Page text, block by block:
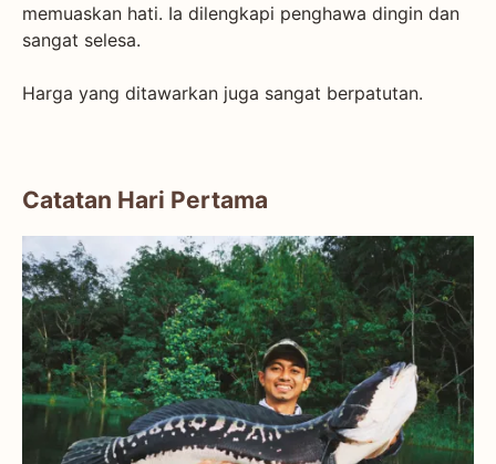
memuaskan hati. Ia dilengkapi penghawa dingin dan
sangat selesa.
Harga yang ditawarkan juga sangat berpatutan.
Catatan Hari Pertama